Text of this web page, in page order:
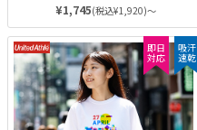
¥1,745(税込¥1,920)～
即日
対応
吸汗
速乾